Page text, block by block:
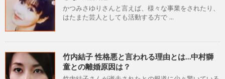
かつみさゆりさんと言えば、様々な事業をされたり、
はたまた芸人としても活動する方で ...
竹内結子 性格悪と言われる理由とは…中村獅
童との離婚原因は？